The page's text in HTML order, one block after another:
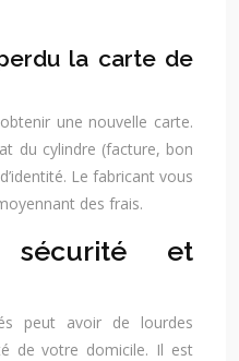
la carte de
une nouvelle carte.
du cylindre (facture, bon
Le fabricant vous
des frais.
sécurité et
peut avoir de lourdes
de votre domicile. Il est